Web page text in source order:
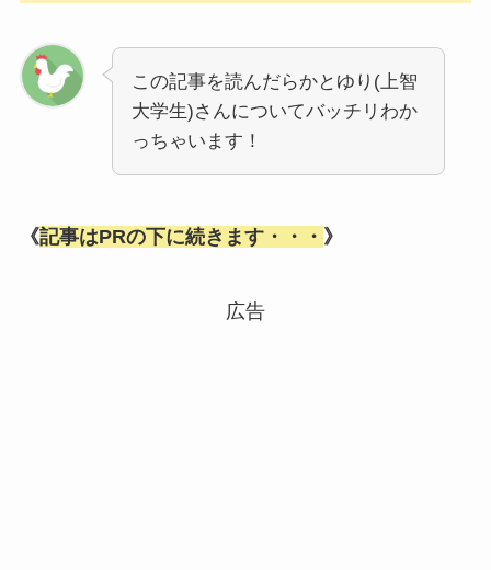
この記事を読んだらかとゆり(上智
大学生)さんについてバッチリわか
っちゃいます！
《記事はPRの下に続きます・・・ 》
広告